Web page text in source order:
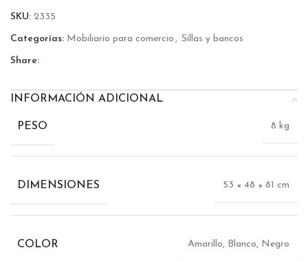
SKU: 2335
Categorías: Mobiliario para comercio , Sillas y bancos
Share:
INFORMACIÓN ADICIONAL
PESO 8 kg
DIMENSIONES 53 × 48 × 81 cm
COLOR Amarillo, Blanco, Negro